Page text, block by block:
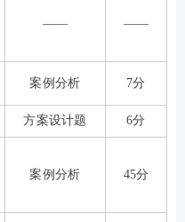
—— ——
案例分析 7分
方案设计题 6分
案例分析 45分